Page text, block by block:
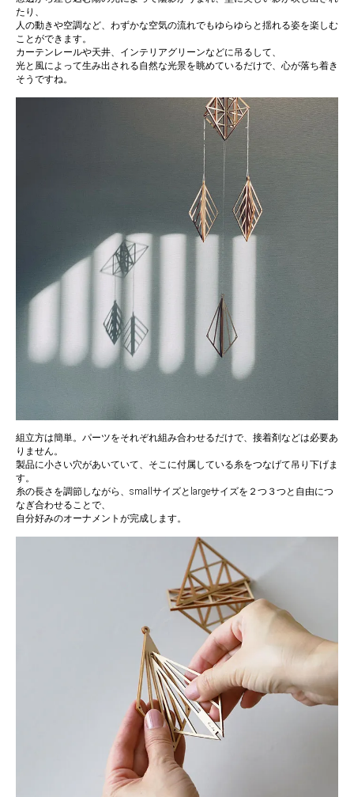
たり、
人の動きや空調など、わずかな空気の流れでもゆらゆらと揺れる姿を楽しむ
ことができます。
カーテンレールや天井、インテリアグリーンなどに吊るして、
光と風によって生み出される自然な光景を眺めているだけで、心が落ち着き
そうですね。
組立方は簡単。パーツをそれぞれ組み合わせるだけで、接着剤などは必要あ
りません。
製品に小さい穴があいていて、そこに付属している糸をつなげて吊り下げま
す。
糸の長さを調節しながら、smallサイズとlargeサイズを２つ３つと自由につ
なぎ合わせることで、
自分好みのオーナメントが完成します。